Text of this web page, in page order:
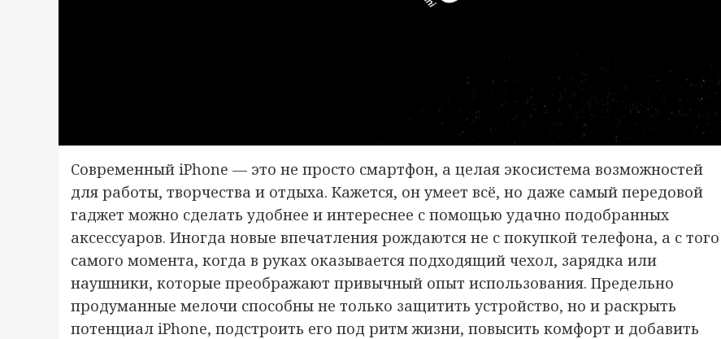
Современный iPhone — это не просто смартфон, а целая экосистема возможностей
для работы, творчества и отдыха. Кажется, он умеет всё, но даже самый передовой
гаджет можно сделать удобнее и интереснее с помощью удачно подобранных
аксессуаров. Иногда новые впечатления рождаются не с покупкой телефона, а с того
самого момента, когда в руках оказывается подходящий чехол, зарядка или
наушники, которые преображают привычный опыт использования. Предельно
продуманные мелочи способны не только защитить устройство, но и раскрыть
потенциал iPhone, подстроить его под ритм жизни, повысить комфорт и добавить